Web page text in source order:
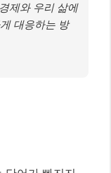
제와 우리 삶에
대응하는 방